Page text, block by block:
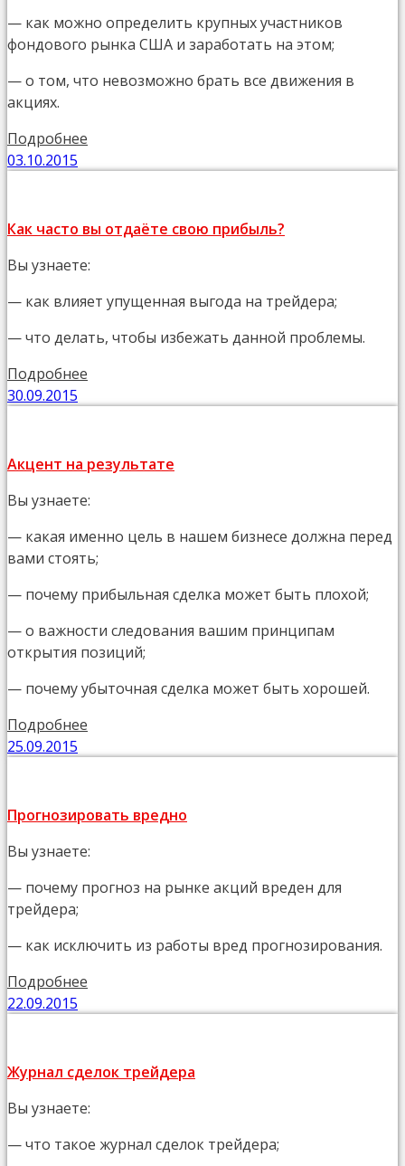
— как можно определить крупных участников
фондового рынка США и заработать на этом;
— о том, что невозможно брать все движения в
акциях.
Подробнее
03.10.2015
Как часто вы отдаёте свою прибыль?
Вы узнаете:
— как влияет упущенная выгода на трейдера;
— что делать, чтобы избежать данной проблемы.
Подробнее
30.09.2015
Акцент на результате
Вы узнаете:
— какая именно цель в нашем бизнесе должна перед
вами стоять;
— почему прибыльная сделка может быть плохой;
— о важности следования вашим принципам
открытия позиций;
— почему убыточная сделка может быть хорошей.
Подробнее
25.09.2015
Прогнозировать вредно
Вы узнаете:
— почему прогноз на рынке акций вреден для
трейдера;
— как исключить из работы вред прогнозирования.
Подробнее
22.09.2015
Журнал сделок трейдера
Вы узнаете:
— что такое журнал сделок трейдера;